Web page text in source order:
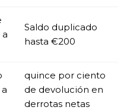
Saldo duplicado
hasta €200
quince por ciento
de devolución en
derrotas netas